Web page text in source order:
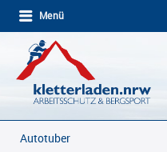
Menü
Autotuber